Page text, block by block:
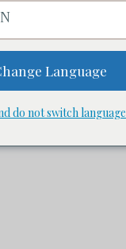
Language
do not switch language